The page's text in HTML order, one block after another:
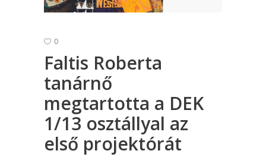
0
Faltis Roberta
tanárnő
megtartotta a DEK
1/13 osztállyal az
első projektórát